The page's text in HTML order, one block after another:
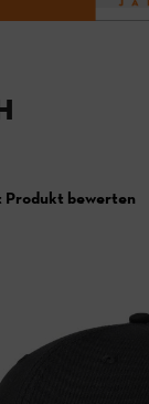
bewerten